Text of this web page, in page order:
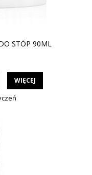
STÓP 90ML
WIĘCEJ